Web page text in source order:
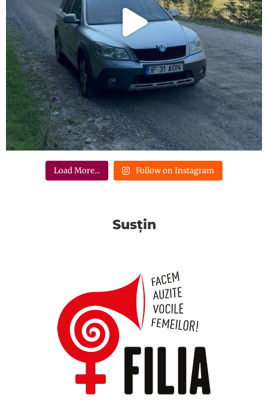
Load More... Follow on Instagram
Susțin